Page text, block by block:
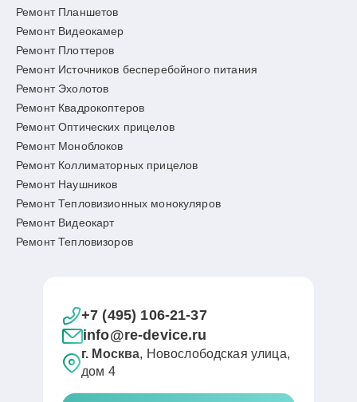
Ремонт Планшетов
Ремонт Видеокамер
Ремонт Плоттеров
Ремонт Источников бесперебойного питания
Ремонт Эхолотов
Ремонт Квадрокоптеров
Ремонт Оптических прицелов
Ремонт Моноблоков
Ремонт Коллиматорных прицелов
Ремонт Наушников
Ремонт Тепловизионных монокуляров
Ремонт Видеокарт
Ремонт Тепловизоров
+7 (495) 106-21-37
info@re-device.ru
г. Москва, Новослободская улица,
дом 4